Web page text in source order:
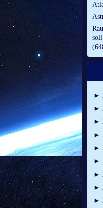
►
►
►
►
►
►
►
►
►